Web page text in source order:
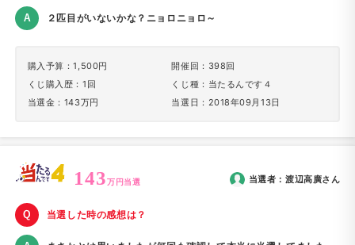
２匹目がいないかな？ニョロニョロ～
購入予算：1,500円
くじ購入歴：1回
当選金：143万円
開催回：398回
くじ種：当たるんです４
当選日：2018年09月13日
143万円当選 当選者： 渡辺高廣さん
当選した時の感想は？